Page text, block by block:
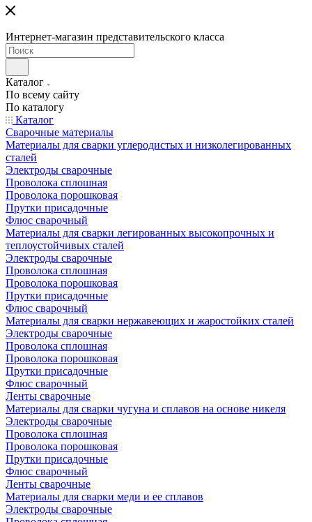
Интернет-магазин представительского класса
Каталог
По всему сайту
По каталогу
Каталог
Сварочные материалы
Материалы для сварки углеродистых и низколегированных
сталей
Электроды сварочные
Проволока сплошная
Проволока порошковая
Прутки присадочные
Флюс сварочный
Материалы для сварки легированных высокопрочных и
теплоустойчивых сталей
Электроды сварочные
Проволока сплошная
Проволока порошковая
Прутки присадочные
Флюс сварочный
Материалы для сварки нержавеющих и жаростойких сталей
Электроды сварочные
Проволока сплошная
Проволока порошковая
Прутки присадочные
Флюс сварочный
Ленты сварочные
Материалы для сварки чугуна и сплавов на основе никеля
Электроды сварочные
Проволока сплошная
Проволока порошковая
Прутки присадочные
Флюс сварочный
Ленты сварочные
Материалы для сварки меди и ее сплавов
Электроды сварочные